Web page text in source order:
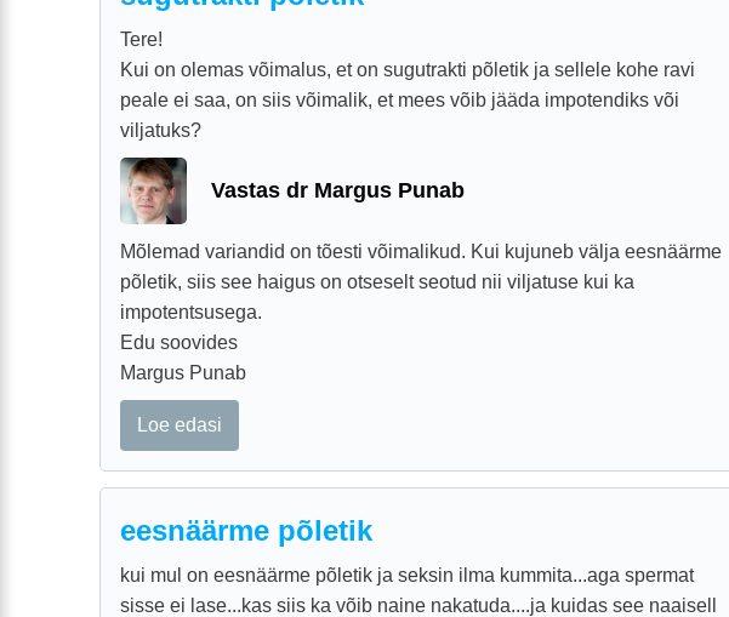
Tere!
Kui on olemas võimalus, et on sugutrakti põletik ja sellele kohe ravi
peale ei saa, on siis võimalik, et mees võib jääda impotendiks või
viljatuks?
Vastas dr Margus Punab
Mõlemad variandid on tõesti võimalikud. Kui kujuneb välja eesnäärme
põletik, siis see haigus on otseselt seotud nii viljatuse kui ka
impotentsusega.
Edu soovides
Margus Punab
Loe edasi
eesnäärme põletik
kui mul on eesnäärme põletik ja seksin ilma kummita...aga spermat
sisse ei lase...kas siis ka võib naine nakatuda....ja kuidas see naaisell